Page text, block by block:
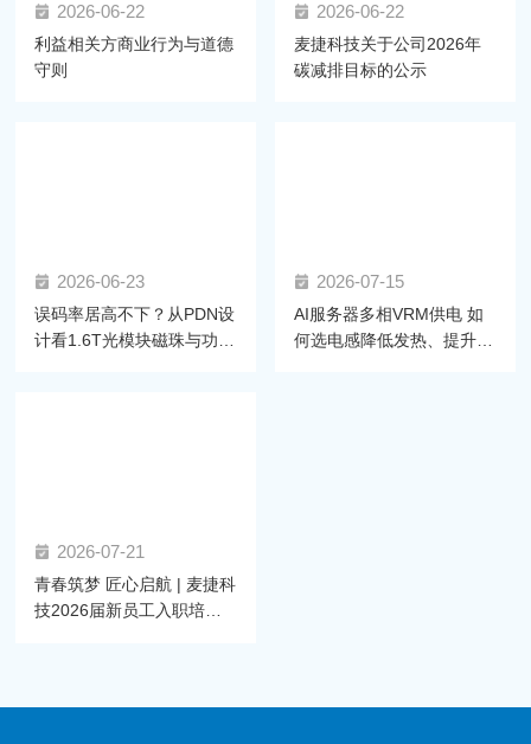
2026-06-22
利益相关方商业行为与道德
守则
2026-06-22
麦捷科技关于公司2026年
碳减排目标的公示
2026-06-23
误码率居高不下？从PDN设
计看1.6T光模块磁珠与功率
2026-07-15
AI服务器多相VRM供电 如
何选电感降低发热、提升效
2026-07-21
青春筑梦 匠心启航 | 麦捷科
技2026届新员工入职培训